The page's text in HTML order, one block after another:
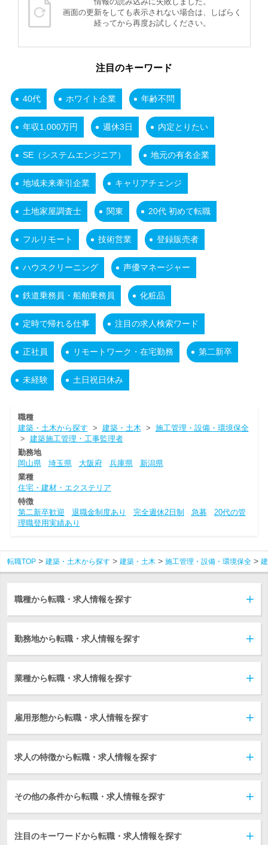
画面の更新をしても表示されない場合は、しばらく
経ってから再度お試しください。
注目のキーワード
40代 ホワイト企業 年齢不問
年収1,000万円 週休3日 内定とりたい
SE（システムエンジニア） 地元の有名企業
地域未来牽引企業 キャリアチェンジ
土地家屋調査士 関東 20代 初めて転職
フルリモート 技術営業 登録販売者
ハウスクリーニング 声優マネージャー
鉄道乗務員・船舶乗務員 化粧品
定時で帰れる仕事 注目の求人検索ワード
正社員 リモートワーク・在宅勤務 第二新卒
未経験 土日祝日休み
職種
建築・土木から探す > 建築・土木 > 施工管理・設備・環境保全
> 建築施工管理・工事監理者
勤務地
岡山県
埼玉県 大阪府 兵庫県
新潟県
業種
住宅・建材・エクステリア
特徴
第二新卒歓迎
退職金制度あり 完全週休2日制 急募
20代の管
理職登用実績あり
転職TOP 建築・土木から探す 建築・土木 施工管理・設備・環境保全
職種から転職・求人情報を探す
勤務地から転職・求人情報を探す
業種から転職・求人情報を探す
雇用形態から転職・求人情報を探す
求人の特徴から転職・求人情報を探す
その他の条件から転職・求人情報を探す
注目のキーワードから転職・求人情報を探す